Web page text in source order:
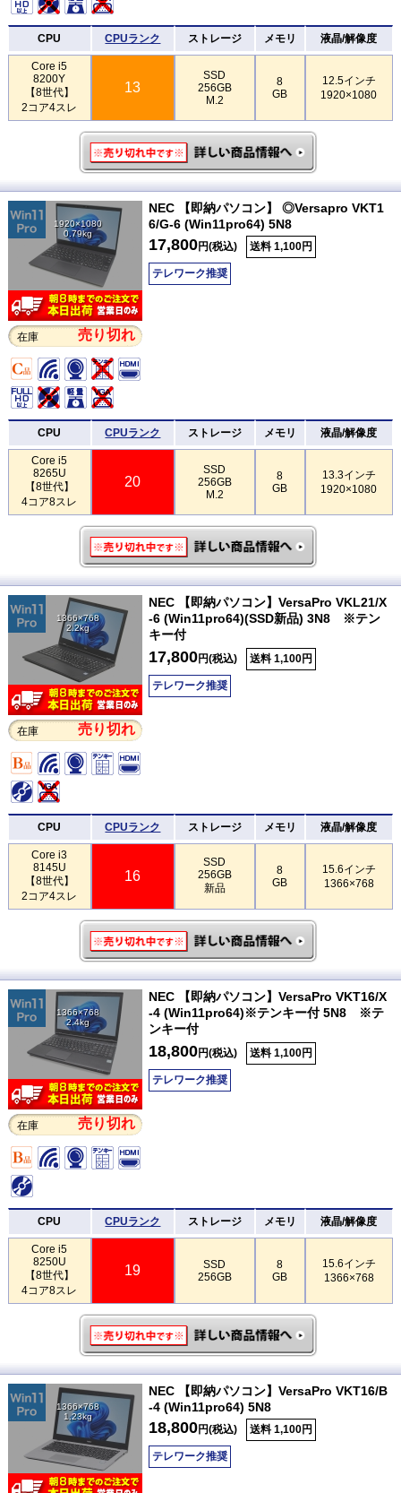
CPU CPUランク ストレージ メモリ 液晶/解像度
Core i5
8200Y
【8世代】
2コア4スレ
13
SSD
256GB
M.2
8
GB
12.5インチ
1920×1080
1920×1080
0.79kg
在庫 売り切れ
NEC 【即納パソコン】 ◎Versapro VKT1
6/G-6 (Win11pro64) 5N8
17,800円(税込) 送料 1,100円
テレワーク推奨
CPU CPUランク ストレージ メモリ 液晶/解像度
Core i5
8265U
【8世代】
4コア8スレ
20
SSD
256GB
M.2
8
GB
13.3インチ
1920×1080
1366×768
2.2kg
在庫 売り切れ
NEC 【即納パソコン】VersaPro VKL21/X
-6 (Win11pro64)(SSD新品) 3N8 ※テン
キー付
17,800円(税込) 送料 1,100円
テレワーク推奨
CPU CPUランク ストレージ メモリ 液晶/解像度
Core i3
8145U
【8世代】
2コア4スレ
16
SSD
256GB
新品
8
GB
15.6インチ
1366×768
1366×768
2.4kg
在庫 売り切れ
NEC 【即納パソコン】VersaPro VKT16/X
-4 (Win11pro64)※テンキー付 5N8 ※テ
ンキー付
18,800円(税込) 送料 1,100円
テレワーク推奨
CPU CPUランク ストレージ メモリ 液晶/解像度
Core i5
8250U
【8世代】
4コア8スレ
19
SSD
256GB
8
GB
15.6インチ
1366×768
1366×768
1.23kg
NEC 【即納パソコン】VersaPro VKT16/B
-4 (Win11pro64) 5N8
18,800円(税込) 送料 1,100円
テレワーク推奨